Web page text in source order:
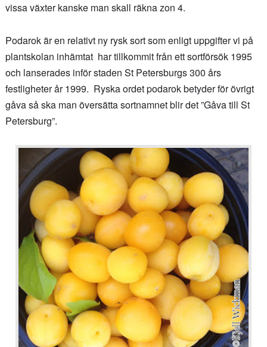
vissa växter kanske man skall räkna zon 4.
Podarok är en relativt ny rysk sort som enligt uppgifter vi på
plantskolan inhämtat har tillkommit från ett sortförsök 1995
och lanserades inför staden St Petersburgs 300 års
festligheter år 1999. Ryska ordet podarok betyder för övrigt
gåva så ska man översätta sortnamnet blir det ”Gåva till St
Petersburg”.